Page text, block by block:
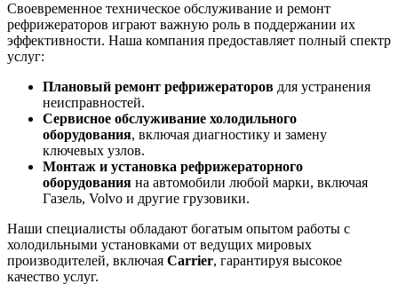
Своевременное техническое обслуживание и ремонт
рефрижераторов играют важную роль в поддержании их
эффективности. Наша компания предоставляет полный спектр
услуг:
Плановый ремонт рефрижераторов для устранения
неисправностей.
Сервисное обслуживание холодильного
оборудования, включая диагностику и замену
ключевых узлов.
Монтаж и установка рефрижераторного
оборудования на автомобили любой марки, включая
Газель, Volvo и другие грузовики.
Наши специалисты обладают богатым опытом работы с
холодильными установками от ведущих мировых
производителей, включая Carrier, гарантируя высокое
качество услуг.